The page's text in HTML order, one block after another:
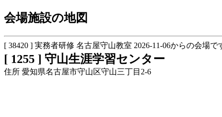
会場施設の地図
[ 38420 ] 実務者研修 名古屋守山教室 2026-11-06からの会場で
[ 1255 ] 守山生涯学習センター
住所 愛知県名古屋市守山区守山三丁目2-6